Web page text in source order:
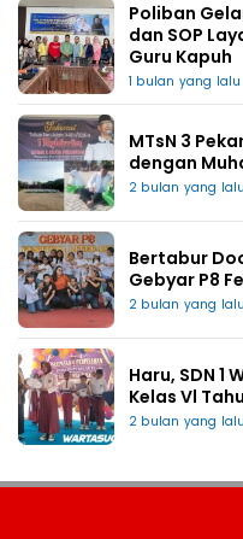
Poliban
dan SOP
Guru Kapuh
1 bulan yang lalu
MTsN 3
dengan
2 bulan yang lalu
Bertabur
Gebyar P8
2 bulan yang lalu
Haru, SDN 1
Kelas Vl
2 bulan yang lalu